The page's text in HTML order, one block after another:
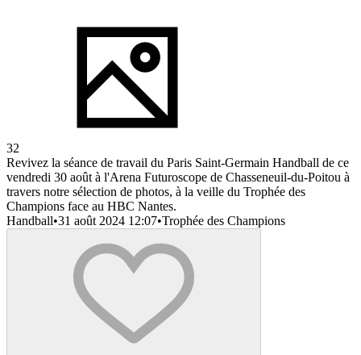
32
Revivez la séance de travail du Paris Saint-Germain Handball de ce
vendredi 30 août à l'Arena Futuroscope de Chasseneuil-du-Poitou à
travers notre sélection de photos, à la veille du Trophée des
Champions face au HBC Nantes.
Handball•31 août 2024 12:07•Trophée des Champions